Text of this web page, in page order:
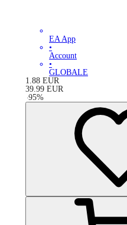
EA App
•
Account
•
GLOBALE
1.88 EUR
39.99 EUR
-95%